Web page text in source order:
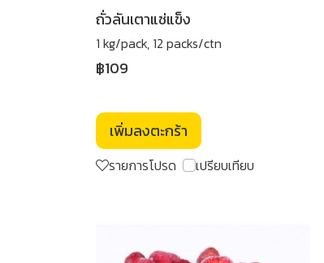
ถั่วลันเตาแช่แข็ง
1 kg/pack, 12 packs/ctn
฿109
เพิ่มลงตะกร้า
รายการโปรด เปรียบเทียบ